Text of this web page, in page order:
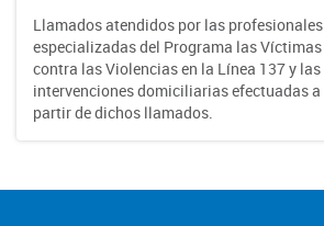
Llamados atendidos por las profesionales
especializadas del Programa las Víctimas
contra las Violencias en la Línea 137 y las
intervenciones domiciliarias efectuadas a
partir de dichos llamados.